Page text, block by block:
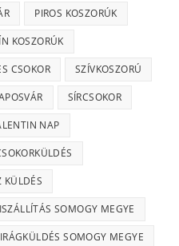
PIROS KOSZORÚK
KOSZORÚK
CSOKOR SZÍVKOSZORÚ
SÍRCSOKOR
NAP
KÜLDÉS
SOMOGY MEGYE
SOMOGY MEGYE